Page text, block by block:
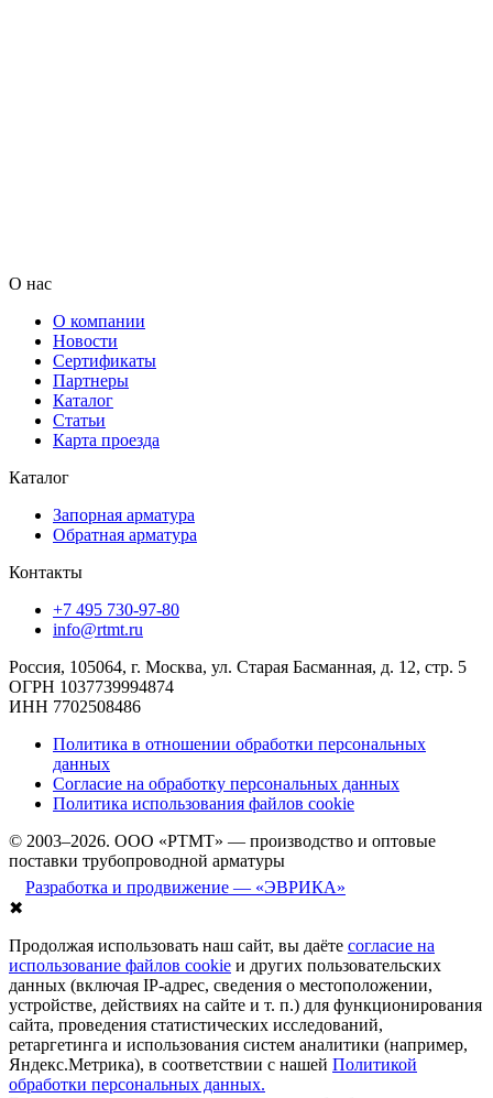
О нас
О компании
Новости
Сертификаты
Партнеры
Каталог
Статьи
Карта проезда
Каталог
Запорная арматура
Обратная арматура
Контакты
+7 495 730-97-80
info@rtmt.ru
Россия, 105064, г. Москва, ул. Старая Басманная, д. 12, стр. 5
ОГРН 1037739994874
ИНН 7702508486
Политика в отношении обработки персональных
данных
Согласие на обработку персональных данных
Политика использования файлов cookie
© 2003–2026. ООО «РТМТ» — производство и оптовые
поставки трубопроводной арматуры
Разработка и продвижение — «ЭВРИКА»
✖
Продолжая использовать наш сайт, вы даёте согласие на
использование файлов cookie и других пользовательских
данных (включая IP-адрес, сведения о местоположении,
устройстве, действиях на сайте и т. п.) для функционирования
сайта, проведения статистических исследований,
ретаргетинга и использования систем аналитики (например,
Яндекс.Метрика), в соответствии с нашей Политикой
обработки персональных данных.